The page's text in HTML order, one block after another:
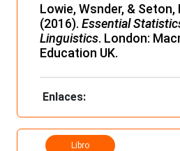
Lowie, Wsnder, & Seton,
(2016). Essential
Linguistics. London:
Education UK.
Enlaces:
Libro